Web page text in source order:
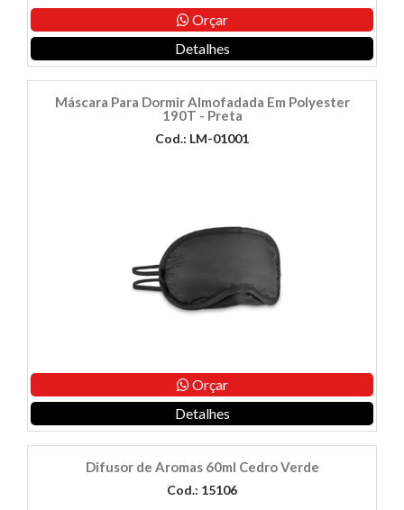
Orçar
Detalhes
Máscara Para Dormir Almofadada Em Polyester
190T - Preta
Cod.: LM-01001
Orçar
Detalhes
Difusor de Aromas 60ml Cedro Verde
Cod.: 15106